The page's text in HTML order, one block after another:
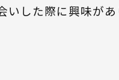
いした際に興味が